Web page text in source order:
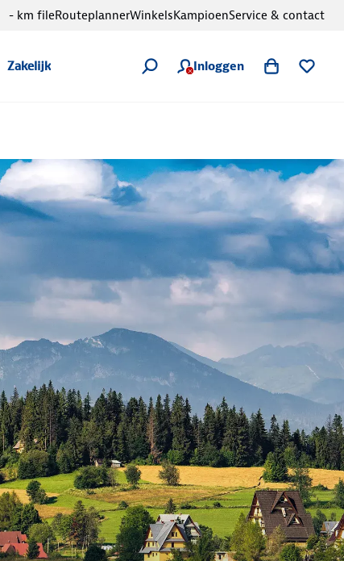
Zakelijk Inloggen
- km fileRouteplannerWinkelsKampioenService & contact